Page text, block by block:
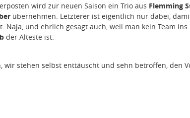
wird zur neuen Saison ein Trio aus Flemming
übernehmen. Letzterer ist eigentlich nur dabei,
Naja, und ehrlich gesagt auch, weil man kein Team ins
der Älteste ist.
wir stehen selbst enttäuscht und sehn betroffen, den